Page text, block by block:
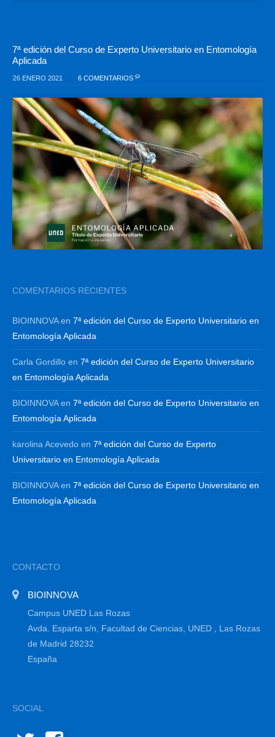
7ª edición del Curso de Experto Universitario en Entomología
Aplicada
26 ENERO 2021 6 COMENTARIOS
COMENTARIOS RECIENTES
BIOINNOVAen 7ª edición del Curso de Experto Universitario en
Entomología Aplicada
Carla Gordillo en 7ª edición del Curso de Experto Universitario
en Entomología Aplicada
BIOINNOVAen 7ª edición del Curso de Experto Universitario en
Entomología Aplicada
karolina Acevedo en 7ª edición del Curso de Experto
Universitario en Entomología Aplicada
BIOINNOVAen 7ª edición del Curso de Experto Universitario en
Entomología Aplicada
CONTACTO
BIOINNOVA
Campus UNED Las Rozas
Avda. Esparta s/n, Facultad de Ciencias, UNED , Las Rozas
de Madrid 28232
España
SOCIAL